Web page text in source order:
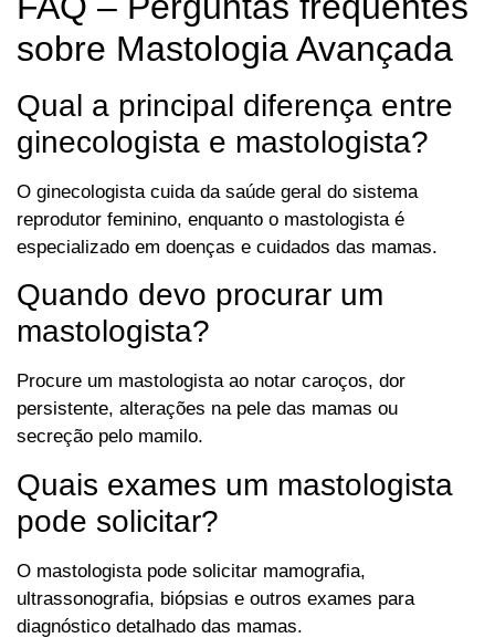
sobre Mastologia Avançada
Qual a principal diferença entre
ginecologista e mastologista?
O ginecologista cuida da saúde geral do sistema
reprodutor feminino, enquanto o mastologista é
especializado em doenças e cuidados das mamas.
Quando devo procurar um
mastologista?
Procure um mastologista ao notar caroços, dor
persistente, alterações na pele das mamas ou
secreção pelo mamilo.
Quais exames um mastologista
pode solicitar?
O mastologista pode solicitar mamografia,
ultrassonografia, biópsias e outros exames para
diagnóstico detalhado das mamas.